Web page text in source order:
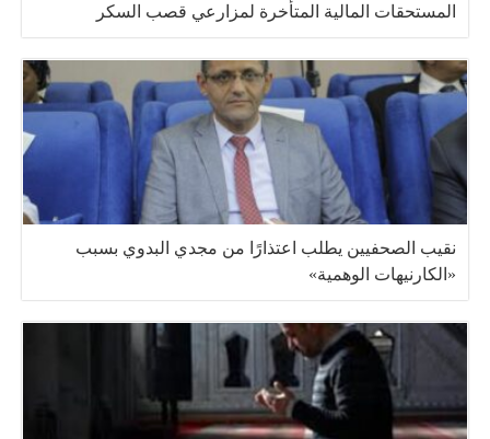
المستحقات المالية المتأخرة لمزارعي قصب السكر
نقيب الصحفيين يطلب اعتذارًا من مجدي البدوي بسبب
«الكارنيهات الوهمية»